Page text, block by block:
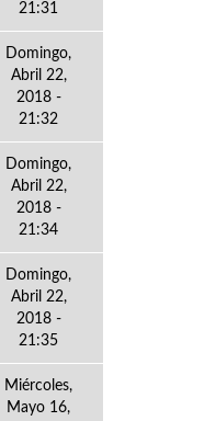
21:31
Domingo,
Abril 22,
2018 -
21:32
Domingo,
Abril 22,
2018 -
21:34
Domingo,
Abril 22,
2018 -
21:35
Miércoles,
Mayo 16,